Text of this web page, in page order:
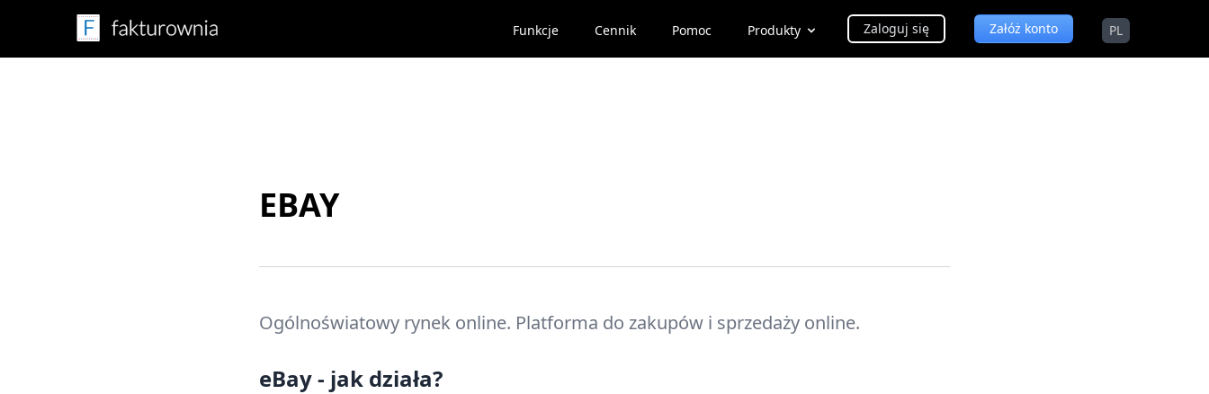
Funkcje Cennik Pomoc Produkty Zaloguj się Załóż konto PL
EBAY
Ogólnoświatowy rynek online. Platforma do zakupów i sprzedaży online.
eBay - jak działa?